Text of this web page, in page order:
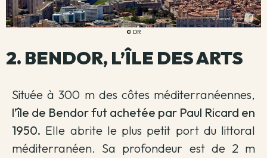
© DR
2. BENDOR, L’ÎLE DES ARTS
Située à 300 m des côtes méditerranéennes,
l’île de Bendor fut achetée par Paul Ricard en
1950. Elle abrite le plus petit port du littoral
méditerranéen. Sa profondeur est de 2 m